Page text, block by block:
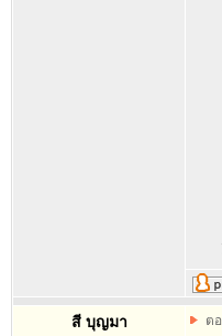
สี บุญมา ต